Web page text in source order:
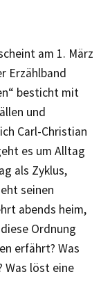
am 1. März
Erzählband
besticht mit
und
Carl-Christian
es um Alltag
als Zyklus,
seinen
abends heim,
Ordnung
erfährt? Was
Was löst eine